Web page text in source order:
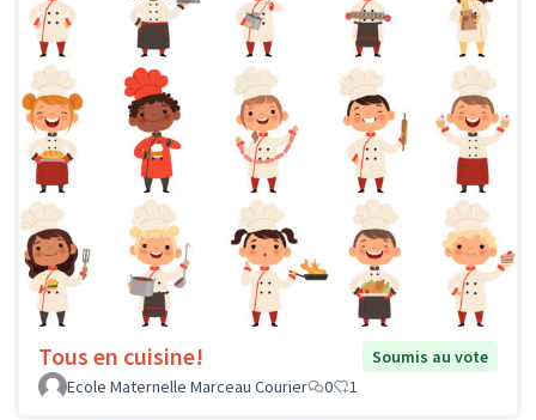
Tous en cuisine!
Soumis au vote
Ecole Maternelle Marceau Courier
0 1